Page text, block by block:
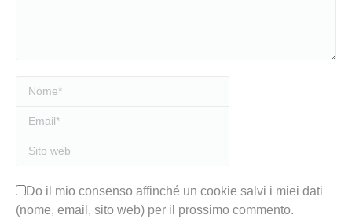
Nome *
Email *
Sito web
Do il mio consenso affinché un cookie salvi i miei dati
(nome, email, sito web) per il prossimo commento.